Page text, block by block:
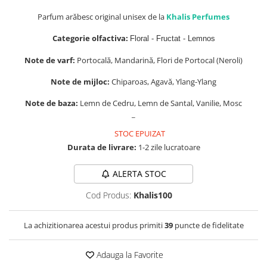
Wadi al Khaleej
Zirconia
Parfum arăbesc original unisex de la Khalis Perfumes
Categorie olfactiva: Floral - Fructat - Lemnos
Note de varf: Portocală, Mandarină, Flori de Portocal (Neroli)
Note de mijloc: Chiparoas, Agavă, Ylang-Ylang
Note de baza: Lemn de Cedru, Lemn de Santal, Vanilie, Mosc
STOC EPUIZAT
Durata de livrare: 1-2 zile lucratoare
ALERTA STOC
Cod Produs: Khalis100
La achizitionarea acestui produs primiti39puncte de fidelitate
Adauga la Favorite